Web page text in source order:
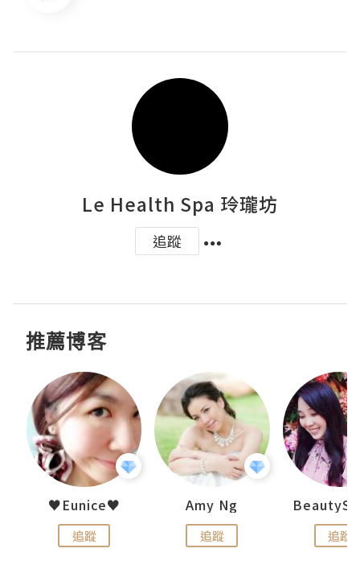
Le Health Spa 玲瓏坊
追蹤
推薦博客
♥Eunice♥
追蹤
Amy Ng
追蹤 追蹤